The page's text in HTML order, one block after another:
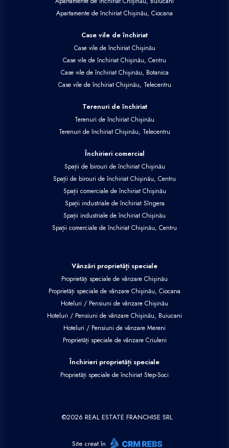
Apartamente de închiriat Chișinău, Ciocana
Case vile de închiriat
Case vile de închiriat Chișinău
Case vile de închiriat Chișinău, Centru
Case vile de închiriat Chișinău, Botanica
Case vile de închiriat Chișinău, Telecentru
Terenuri de închiriat
Terenuri de închiriat Chișinău
Terenuri de închiriat Chișinău, Telecentru
Închirieri comercial
Spații de birouri de închiriat Chișinău
Spații de birouri de închiriat Chișinău, Centru
Spații comerciale de închiriat Chișinău
Spații industriale de închiriat Sîngera
Spații industriale de închiriat Chișinău
Spații comerciale de închiriat Chișinău, Centru
Vânzări proprietăți speciale
Proprietăți speciale de vânzare Chișinău
Proprietăți speciale de vânzare Chișinău, Ciocana
Hoteluri / Pensiuni de vânzare Chișinău
Hoteluri / Pensiuni de vânzare Chișinău, Buiucani
Hoteluri / Pensiuni de vânzare Mereni
Proprietăți speciale de vânzare Criuleni
Închirieri proprietăți speciale
Proprietăți speciale de închiriat Step-Soci
©2026 REAL ESTATE FRANCHISE SRL
Site creat în